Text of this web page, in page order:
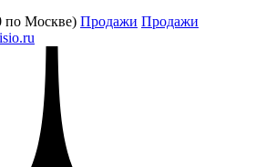
по Москве) Продажи Продажи